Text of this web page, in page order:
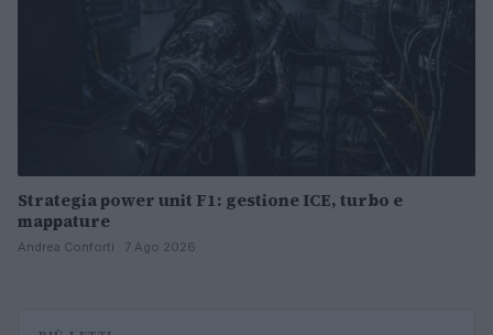
Strategia power unit F1: gestione ICE, turbo e
mappature
Andrea Conforti · 7 Ago 2026